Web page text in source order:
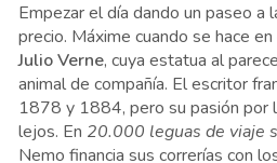
Empezar el día dando un paseo a
precio. Máxime cuando se hace
Julio Verne, cuya estatua al
animal de compañía. El escritor
1878 y 1884, pero su pasión por
lejos. En 20.000 leguas de viaje
Nemo financia sus correrías con